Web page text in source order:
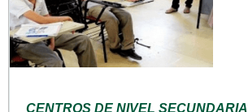
CENTROS DE NIVEL SECUNDARIA